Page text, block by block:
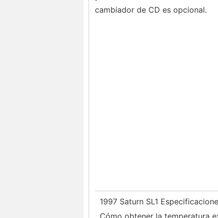
cambiador de CD es opcional.
1997 Saturn SL1
Cómo obtener la temperatura